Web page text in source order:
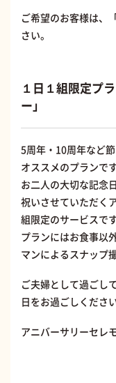
ご希望のお客様は、
さい。
１日１組限定プ
ー」
5周年・10周年など
オススメのプランです
お二人の大切な記念
祝いさせていただく
組限定のサービスです
プランにはお食事以
マンによるスナップ
ご夫婦として過ごし
日をお過ごしください
アニバーサリーセレ